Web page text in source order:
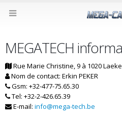
MEGATECH
Rue Marie Christine, 9 à 1020
Nom de contact: Erkin PEKER
Gsm: +32-477-75.65.30
Tel: +32-2-426.65.39
E-mail: info@mega-tech.be